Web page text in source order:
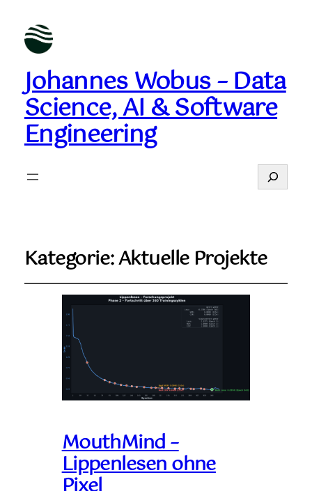
Johannes Wobus – Data
Science, AI & Software
Engineering
Suchen
Kategorie:Aktuelle Projekte
MouthMind –
Lippenlesen ohne